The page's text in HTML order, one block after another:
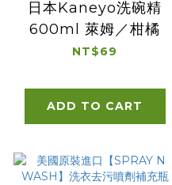
日本Kaneyo洗碗精
600ml 萊姆／柑橘
NT$69
ADD TO CART